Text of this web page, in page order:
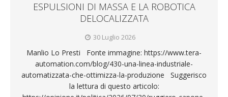
ESPULSIONI DI MASSA E LA ROBOTICA
DELOCALIZZATA
30 Luglio 2026
Manlio Lo Presti Fonte immagine: https://www.tera-
automation.com/blog/430-una-linea-industriale-
automatizzata-che-ottimizza-la-produzione Suggerisco
la lettura di questo articolo: